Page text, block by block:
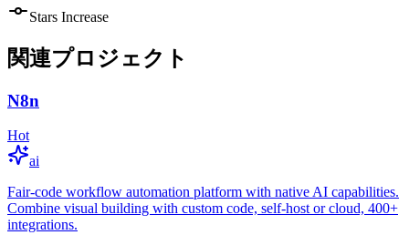
Stars Increase
関連プロジェクト
N8n
Hot
ai
Fair-code workflow automation platform with native AI capabilities.
Combine visual building with custom code, self-host or cloud, 400+
integrations.